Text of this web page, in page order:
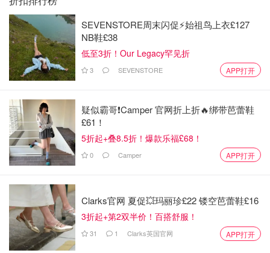
远不放弃
1.耳垂表嫂买的，第一次跟小子见面的时候就是戴这对。
虽然有的钻掉了，还是留着当纪念。
2.梅西买的牛仔裙，有弹性。前扣的，而且价格很友好。
3.优衣库的鞋子，六块钱。一脚蹬，很适合懒人。
4.条纹七分袖，袖子很特别的小分叉。中国带出来的。
SEVENSTORE周末闪促⚡️始祖鸟上衣£127
NB鞋£38
低至3折！Our Legacy罕见折
3 SEVENSTORE APP打开
疑似霸哥❗️Camper 官网折上折🔥绑带芭蕾鞋
£61！
5折起+叠8.5折！爆款乐福£68！
0 Camper APP打开
Clarks官网 夏促💥玛丽珍£22 镂空芭蕾鞋£16
3折起+第2双半价！百搭舒服！
31 1 Clarks英国官网 APP打开